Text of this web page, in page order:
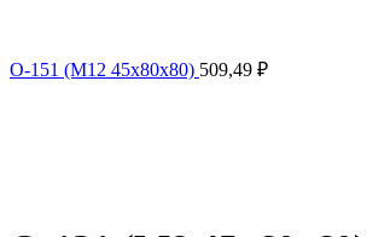
О-151 (М12 45х80х80) 509,49 ₽